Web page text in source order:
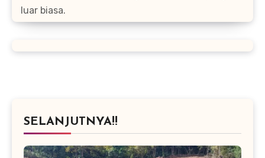
luar biasa.
SELANJUTNYA!!